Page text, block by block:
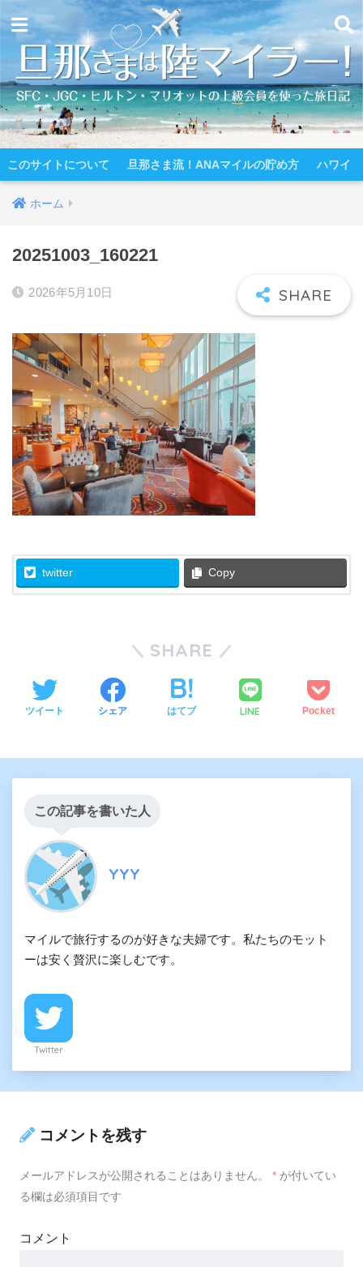
このサイトについて 旦那さま流！ANAマイルの貯め方 ハワイ
ホーム
20251003_160221
2026年5月10日
twitter Copy
SHARE
ツイート シェア はてブ LINE Pocket
この記事を書いた人
YYY
マイルで旅行するのが好きな夫婦です。私たちのモット
ーは安く贅沢に楽しむです。
Twitter
コメントを残す
メールアドレスが公開されることはありません。 * が付いてい
る欄は必須項目です
コメント